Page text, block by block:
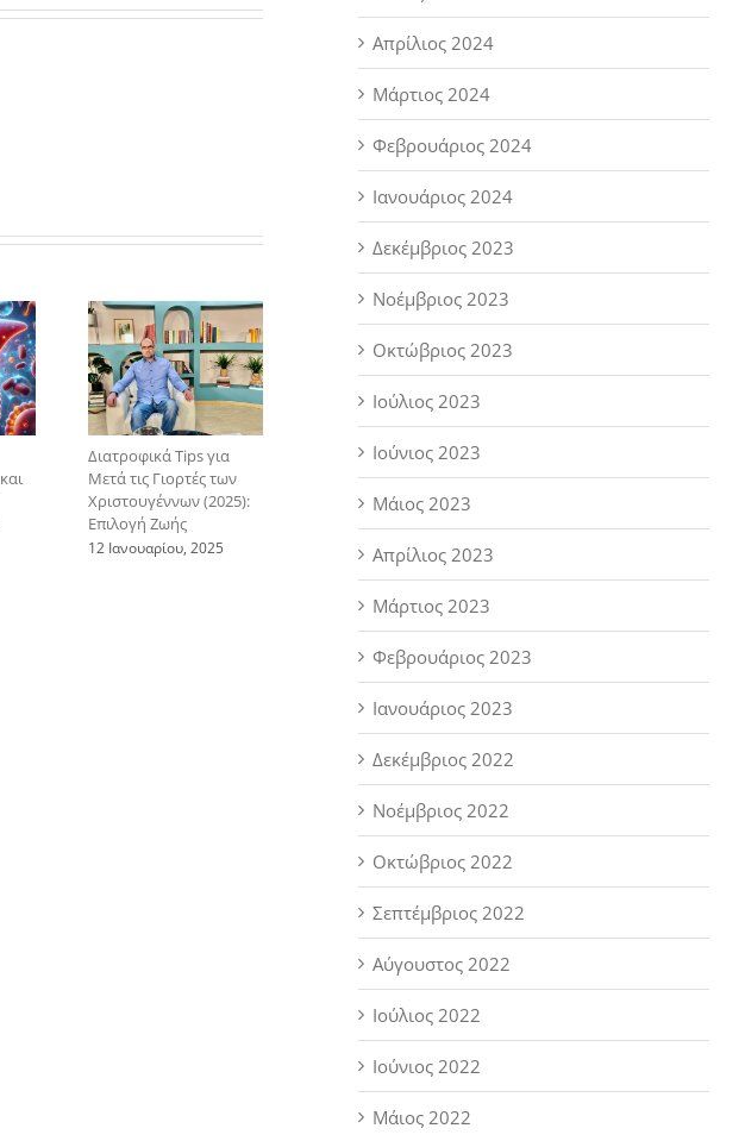
Διατροφικά Tips για
Μετά τις Γιορτές των
Χριστουγέννων (2025):
Επιλογή Ζωής
12 Ιανουαρίου, 2025
Απρίλιος 2024
Μάρτιος 2024
Φεβρουάριος 2024
Ιανουάριος 2024
Δεκέμβριος 2023
Νοέμβριος 2023
Οκτώβριος 2023
Ιούλιος 2023
Ιούνιος 2023
Μάιος 2023
Απρίλιος 2023
Μάρτιος 2023
Φεβρουάριος 2023
Ιανουάριος 2023
Δεκέμβριος 2022
Νοέμβριος 2022
Οκτώβριος 2022
Σεπτέμβριος 2022
Αύγουστος 2022
Ιούλιος 2022
Ιούνιος 2022
Μάιος 2022